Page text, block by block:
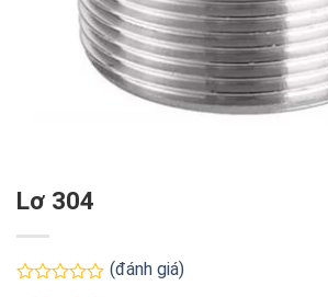
Lơ 304
(đánh giá)